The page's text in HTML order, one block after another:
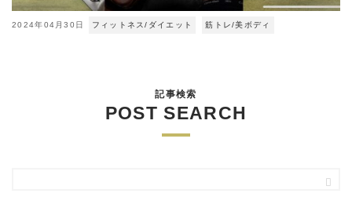
2024年04月30日 フィットネス/ダイエット 筋トレ/美ボディ
記事検索
POST SEARCH